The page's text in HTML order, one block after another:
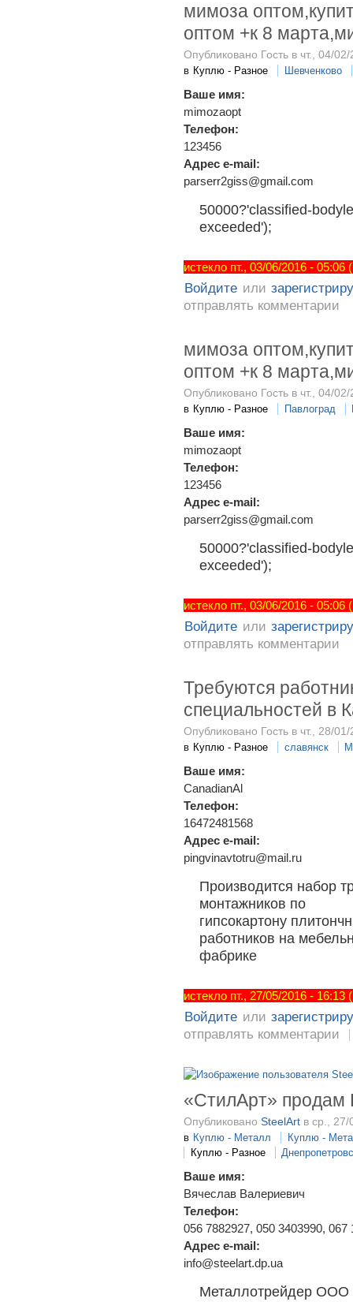
мимоза
оптом +к 8
Опубликовано Гость в чт., 04/
в Куплю - Разное Шевченково
Ваше имя:
mimozaopt
Телефон:
123456
Адрес e-mail:
parserr2giss@gmail.com
50000?'classified-
exceeded');
истекло пт., 03/06/2016 -
Войдите или
отправлять комментарии
мимоза
оптом +к 8
Опубликовано Гость в чт., 04/
в Куплю - Разное Павлоград
Ваше имя:
mimozaopt
Телефон:
123456
Адрес e-mail:
parserr2giss@gmail.com
50000?'classified-
exceeded');
истекло пт., 03/06/2016 -
Войдите или
отправлять комментарии
Требуются
специальностей в
Опубликовано Гость в чт., 28/
в Куплю - Разное славянск
Ваше имя:
CanadianAl
Телефон:
16472481568
Адрес e-mail:
pingvinavtotru@mail.ru
Производится набор
монтажников по
гипсокартону
работников на
фабрике
истекло пт., 27/05/2016 -
Войдите или
отправлять комментарии
«СтилАрт»
Опубликовано SteelArt в ср.,
в Куплю - Металл
Куплю -
Куплю - Разное
Ваше имя:
Вячеслав Валериевич
Телефон:
056 7882927, 050 3403990, 067
Адрес e-mail:
info@steelart.dp.ua
Металлотрейдер